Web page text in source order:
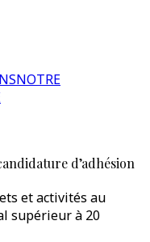
NOTRE
d’adhésion
et activités au
supérieur à 20